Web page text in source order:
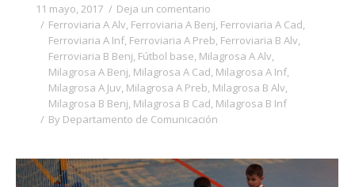
11 mayo, 2017
Deja un comentario
Ferroviaria A Alv, Ferroviaria A Benj, Ferroviaria A Cad,
Ferroviaria A Inf, Ferroviaria A Preb, Ferroviaria B Alv,
Ferroviaria B Benj, Fútbol base, Milagrosa A Alv,
Milagrosa A Benj, Milagrosa A Cad, Milagrosa A Inf,
Milagrosa A Juv, Milagrosa A Preb, Milagrosa B Alv,
Milagrosa B Benj, Milagrosa B Cad, Milagrosa B Inf
By Departamento de Comunicación